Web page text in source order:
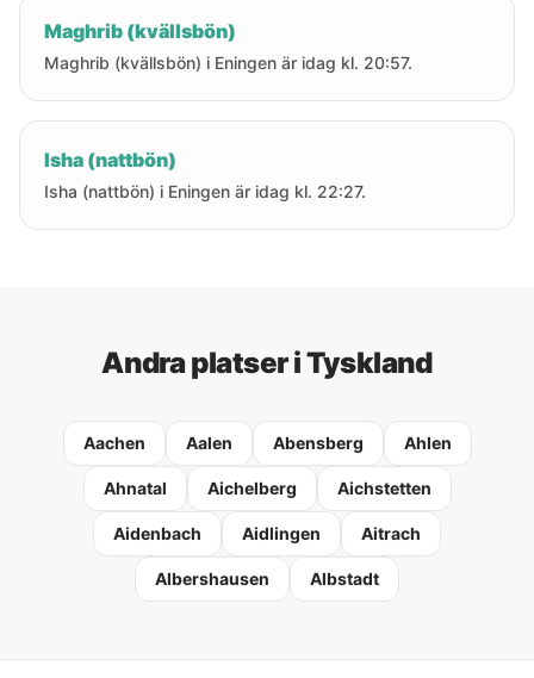
Maghrib (kvällsbön)
Maghrib (kvällsbön) i Eningen är idag kl. 20:57.
Isha (nattbön)
Isha (nattbön) i Eningen är idag kl. 22:27.
Andra platser i Tyskland
Aachen Aalen Abensberg Ahlen
Ahnatal Aichelberg Aichstetten
Aidenbach Aidlingen Aitrach
Albershausen Albstadt